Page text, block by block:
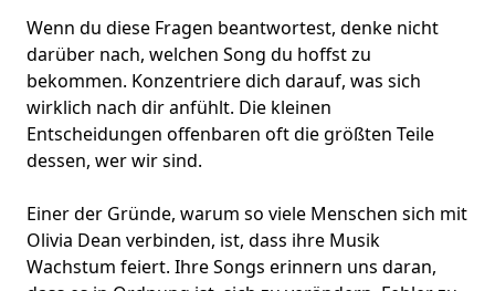
Wenn du diese Fragen beantwortest, denke nicht
darüber nach, welchen Song du hoffst zu
bekommen. Konzentriere dich darauf, was sich
wirklich nach dir anfühlt. Die kleinen
Entscheidungen offenbaren oft die größten Teile
dessen, wer wir sind.
Einer der Gründe, warum so viele Menschen sich mit
Olivia Dean verbinden, ist, dass ihre Musik
Wachstum feiert. Ihre Songs erinnern uns daran,